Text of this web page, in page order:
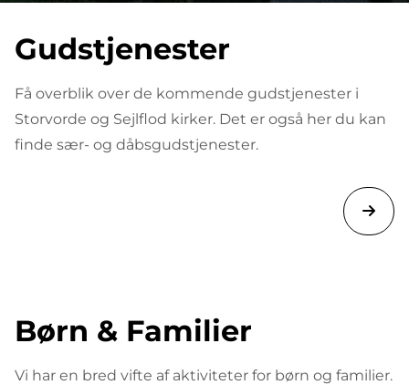
Gudstjenester
Få overblik over de kommende gudstjenester i
Storvorde og Sejlflod kirker. Det er også her du kan
finde sær- og dåbsgudstjenester.
Børn & Familier
Vi har en bred vifte af aktiviteter for børn og familier.